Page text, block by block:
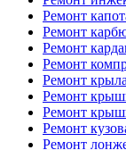
Ремонт
Ремонт
Ремонт
Ремонт
Ремонт крыла
Ремонт
Ремонт
Ремонт
Ремонт